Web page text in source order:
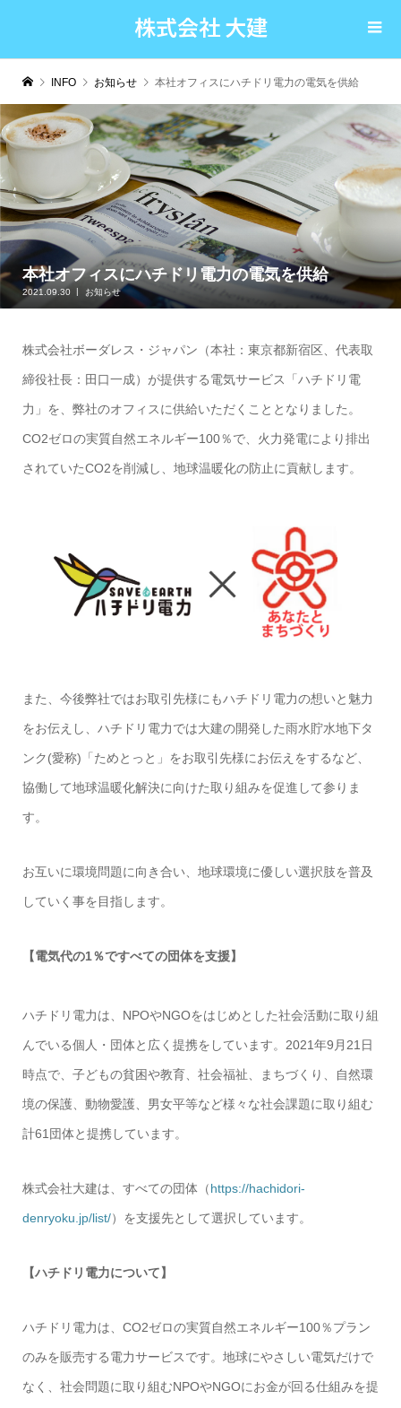
株式会社 大建
INFO お知らせ 本社オフィスにハチドリ電力の電気を供給
本社オフィスにハチドリ電力の電気を供給
2021.09.30 お知らせ
株式会社ボーダレス・ジャパン（本社：東京都新宿区、代表取
締役社長：田口一成）が提供する電気サービス「ハチドリ電
力」を、弊社のオフィスに供給いただくこととなりました。
CO2ゼロの実質自然エネルギー100％で、火力発電により排出
されていたCO2を削減し、地球温暖化の防止に貢献します。
また、今後弊社ではお取引先様にもハチドリ電力の想いと魅力
をお伝えし、ハチドリ電力では大建の開発した雨水貯水地下タ
ンク(愛称)「ためとっと」をお取引先様にお伝えをするなど、
協働して地球温暖化解決に向けた取り組みを促進して参りま
す。
お互いに環境問題に向き合い、地球環境に優しい選択肢を普及
していく事を目指します。
【電気代の1％ですべての団体を支援】
ハチドリ電力は、NPOやNGOをはじめとした社会活動に取り組
んでいる個人・団体と広く提携をしています。2021年9月21日
時点で、子どもの貧困や教育、社会福祉、まちづくり、自然環
境の保護、動物愛護、男女平等など様々な社会課題に取り組む
計61団体と提携しています。
株式会社大建は、すべての団体（https://hachidori-
denryoku.jp/list/）を支援先として選択しています。
【ハチドリ電力について】
ハチドリ電力は、CO2ゼロの実質自然エネルギー100％プラン
のみを販売する電力サービスです。地球にやさしい電気だけで
なく、社会問題に取り組むNPOやNGOにお金が回る仕組みを提